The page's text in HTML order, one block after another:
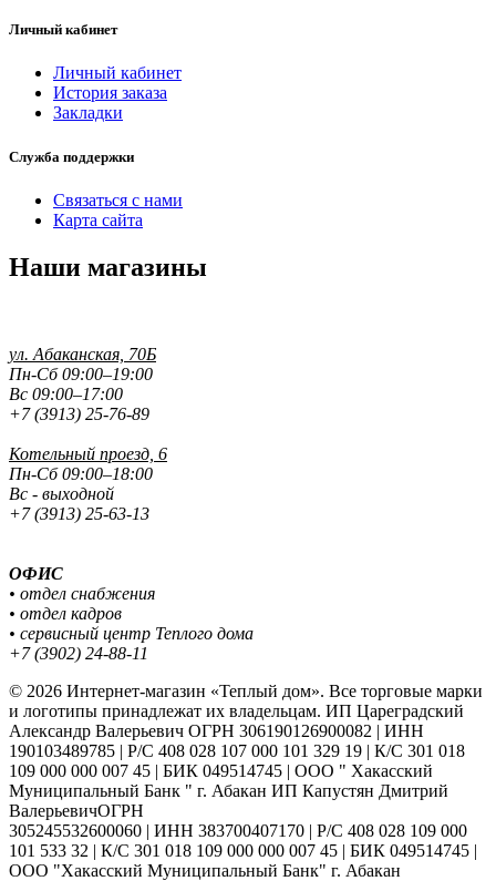
Личный кабинет
Личный кабинет
История заказа
Закладки
Служба поддержки
Связаться с нами
Карта сайта
Наши магазины
ул. Абаканская, 70Б
Пн-Сб 09:00–19:00
Вс 09:00–17:00
+7 (3913) 25-76-89
Котельный проезд, 6
Пн-Сб 09:00–18:00
Вс - выходной
+7 (3913) 25-63-13
ОФИС
• отдел снабжения
• отдел кадров
• сервисный центр Теплого дома
+7 (3902) 24-88-11
© 2026 Интернет-магазин «Теплый дом». Все торговые марки
и логотипы принадлежат их владельцам. ИП Цареградский
Александр Валерьевич ОГРН 306190126900082 | ИНН
190103489785 | Р/С 408 028 107 000 101 329 19 | К/С 301 018
109 000 000 007 45 | БИК 049514745 | ООО " Хакасский
Муниципальный Банк " г. Абакан ИП Капустян Дмитрий
ВалерьевичОГРН
305245532600060 | ИНН 383700407170 | Р/С 408 028 109 000
101 533 32 | К/С 301 018 109 000 000 007 45 | БИК 049514745 |
ООО "Хакасский Муниципальный Банк" г. Абакан